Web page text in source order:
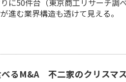
進む業界構造も透けて見える。
るM&A 不二家のクリスマ